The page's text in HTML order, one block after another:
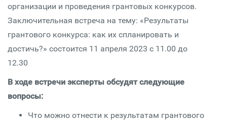
организации и проведения грантовых конкурсов.
Заключительная встреча на тему: «Результаты
грантового конкурса: как их спланировать и
достичь?» состоится 11 апреля 2023 с 11.00 до
12.30
В ходе встречи эксперты обсудят следующие
вопросы:
Что можно отнести к результатам грантового